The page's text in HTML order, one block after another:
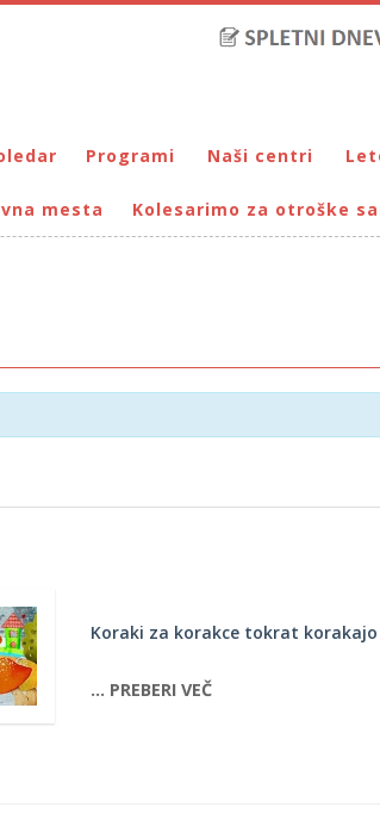
Programi
Bralna značka
Eko programi
Omogočimo sanje
Prostovoljstvo
Soba pobega – Prepih v labirintu
Naši centri
DUM Maribor
VIRC Poreč
mesta Kolesarimo za otroške
Koraki za korakce tokrat
… PREBERI VEČ